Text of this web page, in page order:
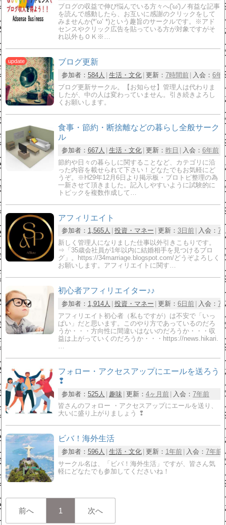
ブログの収益で伸び悩んでいる方々へ('ω')ノ有益な記事
を読んで感動したら、お互いに感謝のクリックをして
みませんか(*‘ω‘ *)という趣旨のサークルです。※アド
センスやクリック広告を貼っている方が対象ですがそ
れ以外もＯＫ※…
ブログ更新
参加者： 584人 生活・文化 更新： 7時間前 入会： 6年
ブログ更新サークル。【お知らせ】管理人は代わりま
したが、中の人は変わっていません。引き続きよろし
くお願いします。
食事・節約・断捨離などの暮らし全般サーク
ル
参加者： 667人 生活・文化 更新： 昨日 入会： 6年前
節約や日々の暮らしに関することなど、カテゴリに沿
った内容を載せられて下さい！どなたでもお気軽にど
うぞ。※H29年12月6日より掲示板・ブロトピ整理の為
一新させて頂きました。記入しやすいように試験的に
トピックを複数作成して…
アフィリエイト
参加者： 1,565人 投資・マネー 更新： 3日前 入会： 7
新しく管理人になりました仕事以外引きこもりです。
⇒「35歳会社員が1年以内に結婚相手を見つけるブロ
グ」。https://34marriage.blogspot.com/どうぞよろしく
お願いします。アフィリエイトに関す…
初心者アフィリエイター♪♪
参加者： 1,914人 投資・マネー 更新： 6日前 入会： 7
アフィリエイト初心者（私もですが）は不安で「いっ
ぱい」だと思います。このやり方であっているのだろ
うか・・・方向性に間違いはないのだろうか・・・収
益は上がっていくのだろうか・・・https://news.hikari.
フォロー・アクセスアップにエールを送ろう
❢
参加者： 525人 趣味 更新： 4ヶ月前 入会： 7年前
皆さんのフォロー ・アクセスアップにエールを送り、
大いに盛り上がりましょう ❢
ビバ！海外生活
参加者： 596人 生活・文化 更新： 1年前 入会： 7年前
サークル名は、「ビバ！海外生活」ですが、皆さん気
軽にどなたでも参加してくださいね！
前へ 1 次へ